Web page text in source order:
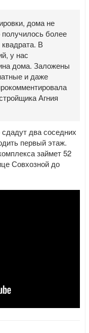
дома не
более
В
у нас
дома. Заложены
и даже
Агния
два соседних
первый этаж.
займет 52
Совхозной до